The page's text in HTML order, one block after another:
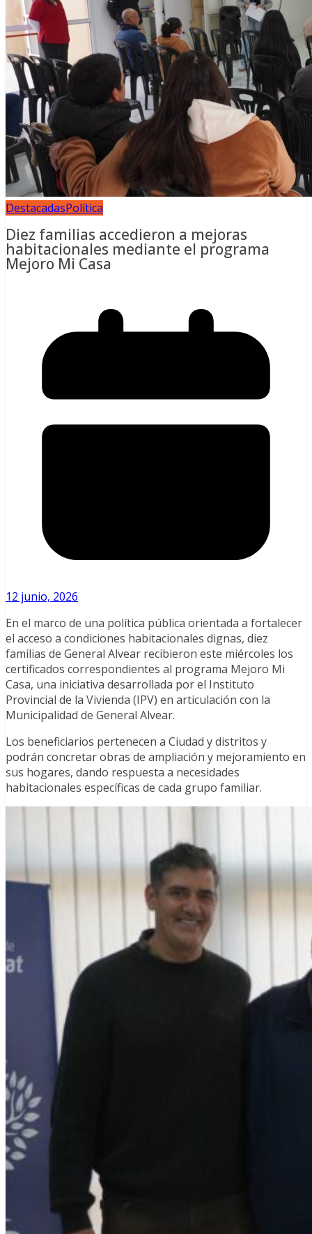
DestacadasPolítica
Diez familias accedieron a mejoras
habitacionales mediante el programa
Mejoro Mi Casa
12 junio, 2026
En el marco de una política pública orientada a fortalecer
el acceso a condiciones habitacionales dignas, diez
familias de General Alvear recibieron este miércoles los
certificados correspondientes al programa Mejoro Mi
Casa, una iniciativa desarrollada por el Instituto
Provincial de la Vivienda (IPV) en articulación con la
Municipalidad de General Alvear.
Los beneficiarios pertenecen a Ciudad y distritos y
podrán concretar obras de ampliación y mejoramiento en
sus hogares, dando respuesta a necesidades
habitacionales específicas de cada grupo familiar.